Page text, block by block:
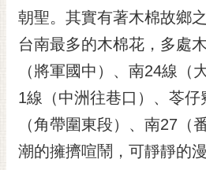
桐
花
祭
站
朝聖。其實有著木棉故鄉
台南最多的木棉花，多處
（將軍國中）、南24線（
1線（中洲往巷口）、苓仔
（角帶圍東段）、南27（
潮的擁擠喧鬧，可靜靜的